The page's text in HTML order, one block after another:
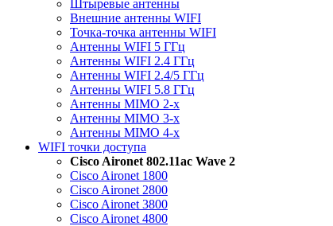
Штыревые антенны
Внешние антенны WIFI
Точка-точка антенны WIFI
Антенны WIFI 5 ГГц
Антенны WIFI 2.4 ГГц
Антенны WIFI 2.4/5 ГГц
Антенны WIFI 5.8 ГГц
Антенны MIMO 2-x
Антенны MIMO 3-x
Антенны MIMO 4-x
WIFI точки доступа
Cisco Aironet 802.11ac Wave 2
Cisco Aironet 1800
Cisco Aironet 2800
Cisco Aironet 3800
Cisco Aironet 4800